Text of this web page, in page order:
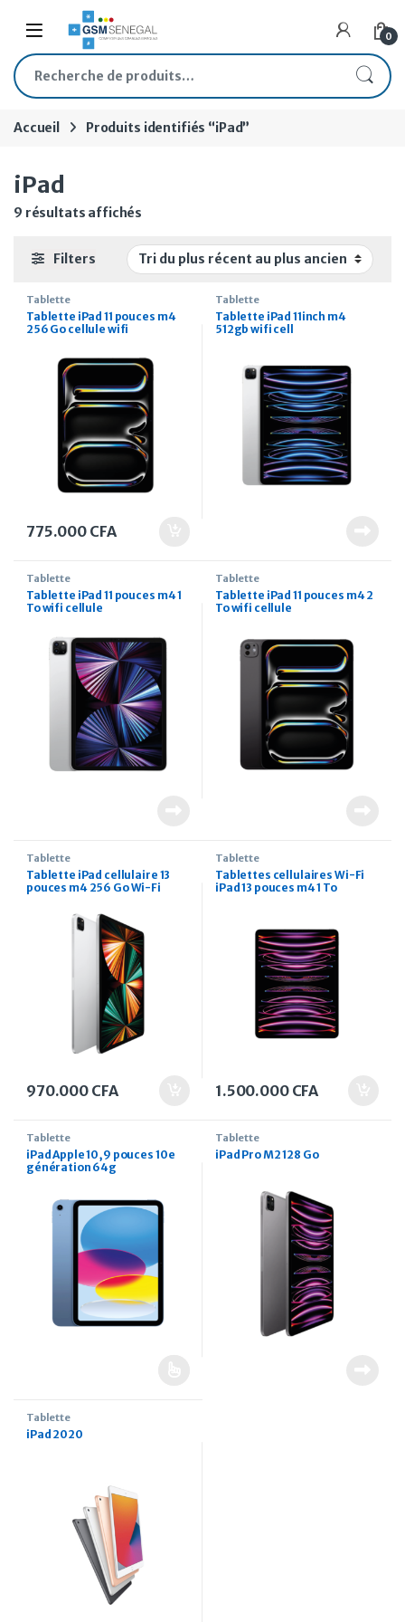
Skip to navigation
Skip to content
Open 0
Recherche pour :
Accueil Produits identifiés “iPad”
iPad
9 résultats affichés
Filters
Tablette
Tablette iPad 11 pouces m4
256 Go cellule wifi
775.000 CFA
Tablette
Tablette iPad 11inch m4
512gb wifi cell
Tablette
Tablette iPad 11 pouces m4 1
To wifi cellule
Tablette
Tablette iPad 11 pouces m4 2
To wifi cellule
Tablette
Tablette iPad cellulaire 13
pouces m4 256 Go Wi-Fi
970.000 CFA
Tablette
Tablettes cellulaires Wi-Fi
iPad 13 pouces m4 1 To
1.500.000 CFA
Tablette
iPad Apple 10,9 pouces 10e
génération 64g
Tablette
iPad Pro M2 128 Go
Tablette
iPad 2020